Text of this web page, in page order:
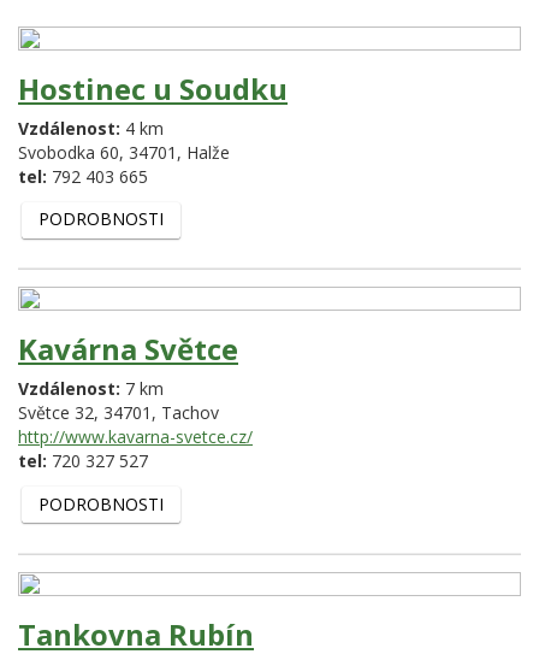
Hostinec u Soudku
Vzdálenost: 4 km
Svobodka 60, 34701, Halže
tel: 792 403 665
PODROBNOSTI
Kavárna Světce
Vzdálenost: 7 km
Světce 32, 34701, Tachov
http://www.kavarna-svetce.cz/
tel: 720 327 527
PODROBNOSTI
Tankovna Rubín